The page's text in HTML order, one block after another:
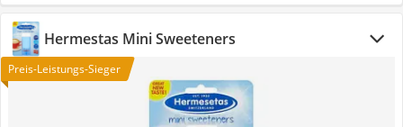
Hermestas Mini Sweeteners
Preis-Leistungs-Sieger